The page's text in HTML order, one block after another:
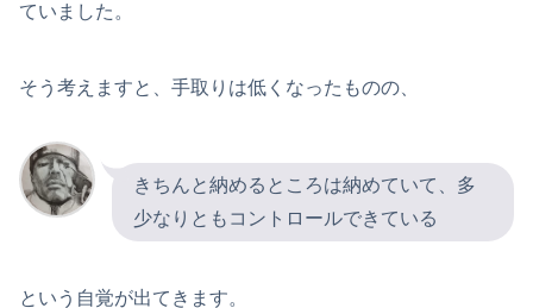
ていました。
そう考えますと、手取りは低くなったものの、
きちんと納めるところは納めていて、多
少なりともコントロールできている
という自覚が出てきます。